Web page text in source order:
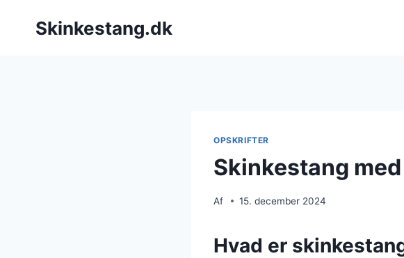
Skinkestang.dk
OPSKRIFTER
Skinkestang
Af 15. december 2024
Hvad er